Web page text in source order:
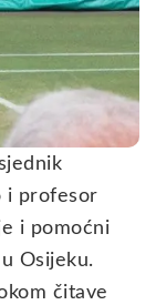
i profesor
i pomoćni
Osijeku.
čitave